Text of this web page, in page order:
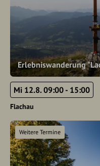
Erlebniswanderung
Mi 12.8. 09:00 - 15:00
Flachau
Weitere Termine